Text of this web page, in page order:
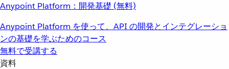
Anypoint Platform：開発基礎 (無料)
Anypoint Platform を使って、API の開発とインテグレーショ
ンの基礎を学ぶためのコース
無料で受講する
資料